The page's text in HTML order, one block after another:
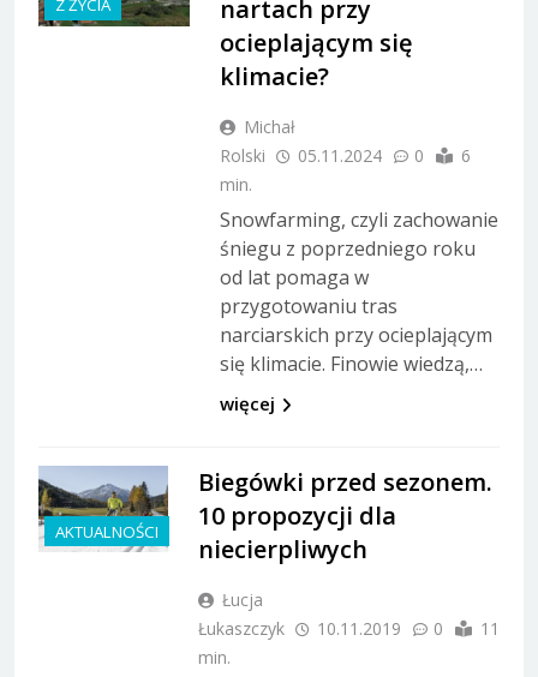
Z ŻYCIA
nartach przy
ocieplającym się
klimacie?
Michał
Rolski
05.11.2024 0
6
min.
Snowfarming, czyli zachowanie
śniegu z poprzedniego roku
od lat pomaga w
przygotowaniu tras
narciarskich przy ocieplającym
się klimacie. Finowie wiedzą,…
więcej
AKTUALNOŚCI
Biegówki przed sezonem.
10 propozycji dla
niecierpliwych
Łucja
Łukaszczyk
10.11.2019 0
11
min.